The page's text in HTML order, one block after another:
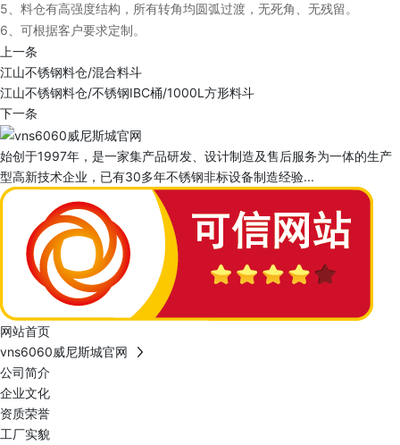
5、料仓有高强度结构，所有转角均圆弧过渡，无死角、无残留。
6、可根据客户要求定制。
上一条
江山不锈钢料仓/混合料斗
江山不锈钢料仓/不锈钢IBC桶/1000L方形料斗
下一条
始创于1997年，是一家集产品研发、设计制造及售后服务为一体的生产
型高新技术企业，已有30多年不锈钢非标设备制造经验...
网站首页
vns6060威尼斯城官网
公司简介
企业文化
资质荣誉
工厂实貌